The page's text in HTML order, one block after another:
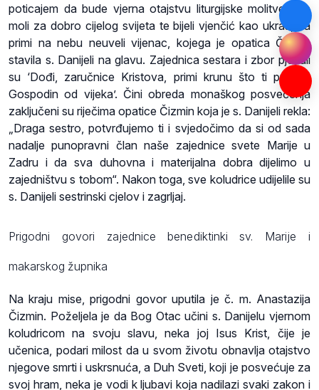
poticajem da bude vjerna otajstvu liturgijske molitve i da
moli za dobro cijelog svijeta te bijeli vjenčić kao ukras, da
primi na nebu neuveli vijenac, kojega je opatica Čizmin
stavila s. Danijeli na glavu. Zajednica sestara i zbor pjevali
su ‘Dođi, zaručnice Kristova, primi krunu što ti pripravi
Gospodin od vijeka’. Čini obreda monaškog posvećenja
zaključeni su riječima opatice Čizmin koja je s. Danijeli rekla:
„Draga sestro, potvrđujemo ti i svjedočimo da si od sada
nadalje punopravni član naše zajednice svete Marije u
Zadru i da sva duhovna i materijalna dobra dijelimo u
zajedništvu s tobom“. Nakon toga, sve koludrice udijelile su
s. Danijeli sestrinski cjelov i zagrljaj.
Prigodni govori zajednice benediktinki sv. Marije i
makarskog župnika
Na kraju mise, prigodni govor uputila je č. m. Anastazija
Čizmin. Poželjela je da Bog Otac učini s. Danijelu vjernom
koludricom na svoju slavu, neka joj Isus Krist, čije je
učenica, podari milost da u svom životu obnavlja otajstvo
njegove smrti i uskrsnuća, a Duh Sveti, koji je posvećuje za
svoj hram, neka je vodi k ljubavi koja nadilazi svaki zakon i